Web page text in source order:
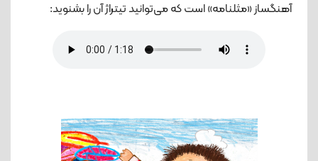
آهنگساز «مثلنامه» است که می‌توانید تیتراژ آن را بشنوید: